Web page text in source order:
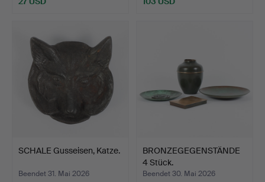
SCHALE Gusseisen, Katze.
Beendet 31. Mai 2026
BRONZEGEGENSTÄNDE
4 Stück.
Beendet 30. Mai 2026